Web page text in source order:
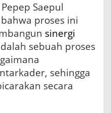
Pepep Saepul
proses ini
sinergi
sebuah proses
sehingga
secara